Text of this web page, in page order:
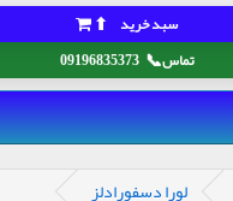
تماس📞
09196835373
سبد خرید ⬆
لورا دسفورادلز